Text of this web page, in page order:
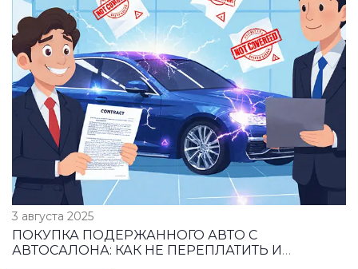
3 августа 2025
ПОКУПКА ПОДЕРЖАННОГО АВТО С
АВТОСАЛОНА: КАК НЕ ПЕРЕПЛАТИТЬ И